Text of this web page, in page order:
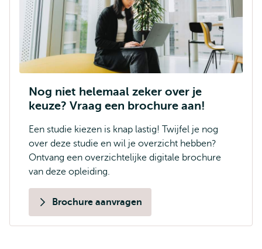
Nog niet helemaal zeker over je
keuze? Vraag een brochure aan!
Een studie kiezen is knap lastig! Twijfel je nog
over deze studie en wil je overzicht hebben?
Ontvang een overzichtelijke digitale brochure
van deze opleiding.
Brochure aanvragen